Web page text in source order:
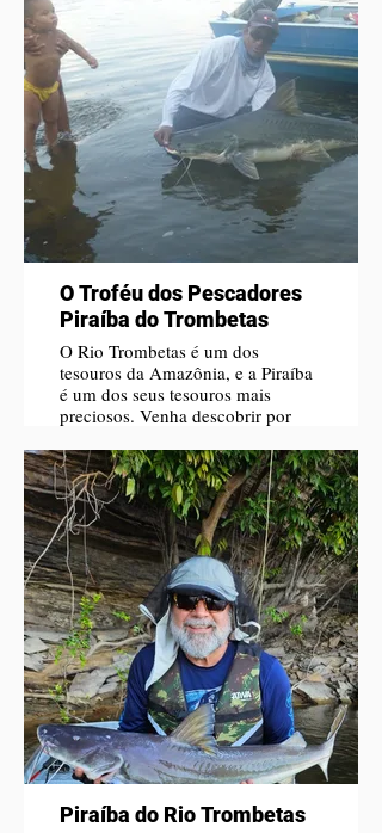
O Troféu dos Pescadores
Piraíba do Trombetas
O Rio Trombetas é um dos
tesouros da Amazônia, e a Piraíba
é um dos seus tesouros mais
preciosos. Venha descobrir por
capturar esse peixe lendário
Piraíba do Rio Trombetas